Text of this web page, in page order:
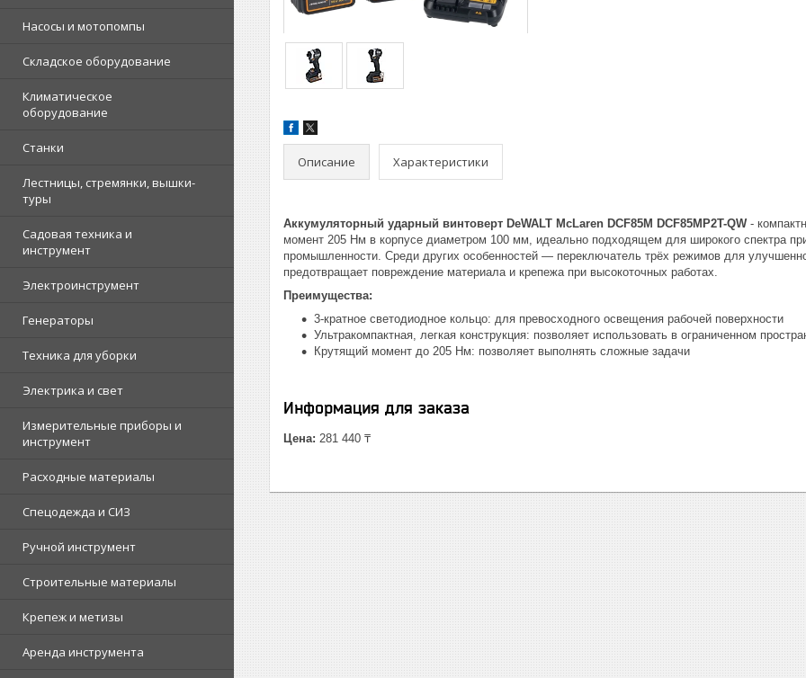
Насосы и мотопомпы
Складское оборудование
Климатическое
оборудование
Станки
Лестницы, стремянки, вышки-
туры
Садовая техника и
инструмент
Электроинструмент
Генераторы
Техника для уборки
Электрика и свет
Измерительные приборы и
инструмент
Расходные материалы
Спецодежда и СИЗ
Ручной инструмент
Строительные материалы
Крепеж и метизы
Аренда инструмента
Описание Характеристики
Аккумуляторный ударный винтоверт DeWALT McLaren DCF85M DCF85MP2T-QW-
момент 205 Нм в корпусе диаметром 100 мм, идеально подходящем для широкого спектра
промышленности. Среди других особенностей — переключатель трёх режимов для
предотвращает повреждение материала и крепежа при высокоточных работах.
Преимущества:
3-кратное светодиодное кольцо: для превосходного освещения рабочей поверхности
Ультракомпактная, легкая конструкция: позволяет использовать в ограниченном
Крутящий момент до 205 Нм: позволяет выполнять сложные задачи
Информация для заказа
Цена: 281 440 ₸